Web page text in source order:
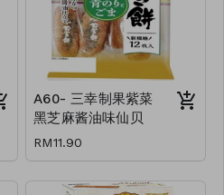
A60- 三幸制果紫菜
黑芝麻酱油味仙贝
RM11.90